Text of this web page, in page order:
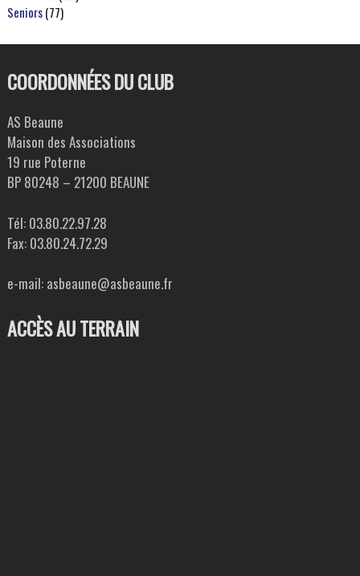
Seniors(77)
COORDONNÉES DU CLUB
AS Beaune
Maison des Associations
19 rue Poterne
BP 80248 – 21200 BEAUNE
Tél: 03.80.22.97.28
Fax: 03.80.24.72.29
e-mail: asbeaune@asbeaune.fr
ACCÈS AU TERRAIN